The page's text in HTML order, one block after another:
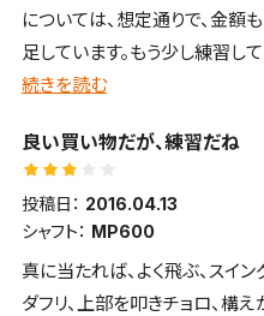
については、想定通りで、金額
足しています。もう少し練習し
いです！
続きを読む
良い買い物だが、練習だね
投稿日： 2016.04.13
シャフト： MP600
真に当たれば、よく飛ぶ、スイ
ダフリ、上部を叩きチョロ、構